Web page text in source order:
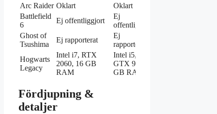
Arc Raider Oklart Oklart
Battlefield
6
Ej offentliggjort
Ej
offentliggjort
Ghost of
Tsushima
Ej rapporterat
Ej
rapporterat
Hogwarts
Legacy
Intel i7, RTX
2060, 16 GB
RAM
Intel i5,
GTX 960, 8
GB RAM
Fördjupning &
detaljer